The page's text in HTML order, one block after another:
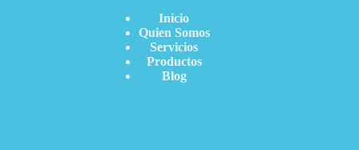
Inicio
Quien Somos
Servicios
Productos
Blog